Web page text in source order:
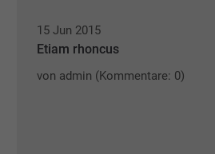
15 Jun 2015
Etiam rhoncus
von admin (Kommentare: 0)